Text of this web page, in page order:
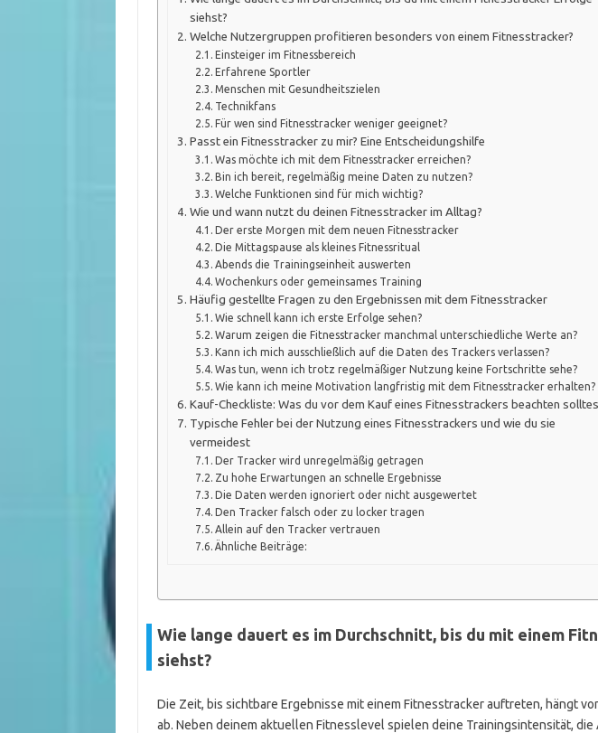
siehst?
Welche Nutzergruppen profitieren besonders von einem Fitnesstracker?
Einsteiger im Fitnessbereich
Erfahrene Sportler
Menschen mit Gesundheitszielen
Technikfans
Für wen sind Fitnesstracker weniger geeignet?
Passt ein Fitnesstracker zu mir? Eine Entscheidungshilfe
Was möchte ich mit dem Fitnesstracker erreichen?
Bin ich bereit, regelmäßig meine Daten zu nutzen?
Welche Funktionen sind für mich wichtig?
Wie und wann nutzt du deinen Fitnesstracker im Alltag?
Der erste Morgen mit dem neuen Fitnesstracker
Die Mittagspause als kleines Fitnessritual
Abends die Trainingseinheit auswerten
Wochenkurs oder gemeinsames Training
Häufig gestellte Fragen zu den Ergebnissen mit dem Fitnesstracker
Wie schnell kann ich erste Erfolge sehen?
Warum zeigen die Fitnesstracker manchmal unterschiedliche Werte an?
Kann ich mich ausschließlich auf die Daten des Trackers verlassen?
Was tun, wenn ich trotz regelmäßiger Nutzung keine Fortschritte sehe?
Wie kann ich meine Motivation langfristig mit dem Fitnesstracker erhalten?
Kauf-Checkliste: Was du vor dem Kauf eines Fitnesstrackers beachten
Typische Fehler bei der Nutzung eines Fitnesstrackers und wie du sie
vermeidest
Der Tracker wird unregelmäßig getragen
Zu hohe Erwartungen an schnelle Ergebnisse
Die Daten werden ignoriert oder nicht ausgewertet
Den Tracker falsch oder zu locker tragen
Allein auf den Tracker vertrauen
Ähnliche Beiträge:
Wie lange dauert es im Durchschnitt, bis du mit einem
siehst?
Die Zeit, bis sichtbare Ergebnisse mit einem Fitnesstracker auftreten, hängt
ab. Neben deinem aktuellen Fitnesslevel spielen deine Trainingsintensität,